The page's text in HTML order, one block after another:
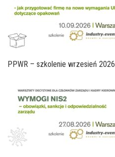
PPWR – szkolenie wrzesień 2026